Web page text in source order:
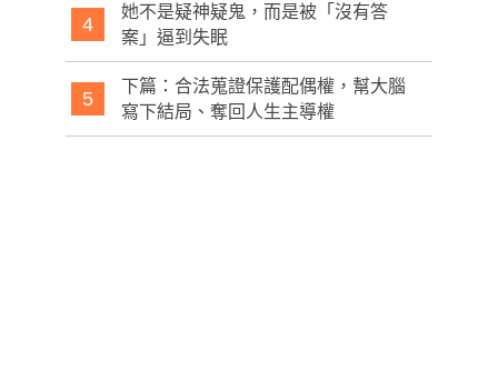
4
她不是疑神疑鬼，而是被「沒有答
案」逼到失眠
5
下篇：合法蒐證保護配偶權，幫大腦
寫下結局、奪回人生主導權